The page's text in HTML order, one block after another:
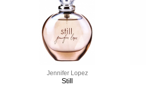
Jennifer Lopez
Still